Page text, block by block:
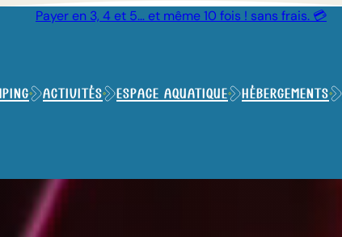
Payer en 3, 4 et 5… et même 10 fois ! sans frais. 💳
Activités Espace aquatique Hébergements